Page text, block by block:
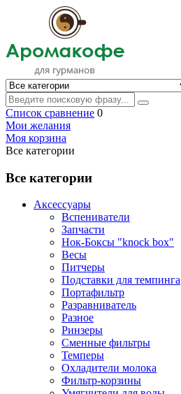
Список сравнение 0
Мои желания
Моя корзина
Все категории
Все категории
Аксессуары
Вспениватели
Запчасти
Нок-Боксы "knock box"
Весы
Питчеры
Подставки для темпинга
Портафильтр
Разравниватель
Разное
Ринзеры
Сменные фильтры
Темперы
Охладители молока
Фильтр-корзины